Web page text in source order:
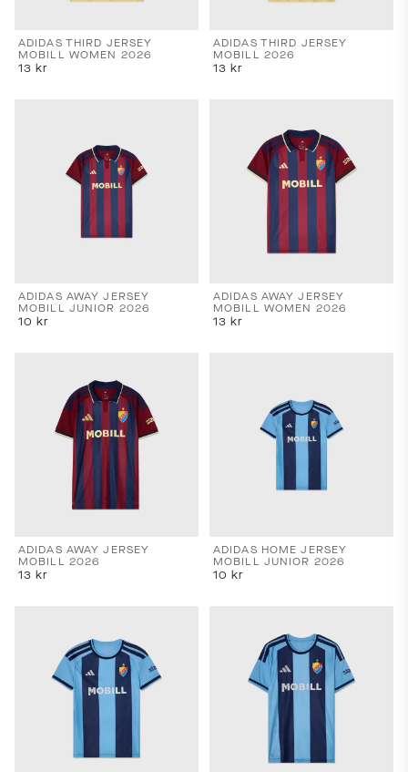
ADIDAS THIRD JERSEY
MOBILL WOMEN 2026
13 kr
ADIDAS THIRD JERSEY
MOBILL 2026
13 kr
ADIDAS AWAY JERSEY
MOBILL JUNIOR 2026
10 kr
ADIDAS AWAY JERSEY
MOBILL WOMEN 2026
13 kr
ADIDAS AWAY JERSEY
MOBILL 2026
13 kr
ADIDAS HOME JERSEY
MOBILL JUNIOR 2026
10 kr